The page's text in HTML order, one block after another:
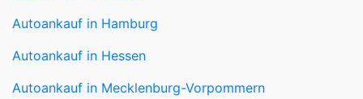
Autoankauf in Hamburg
Autoankauf in Hessen
Autoankauf in Mecklenburg-Vorpommern